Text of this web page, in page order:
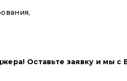
Оставьте заявку и мы с